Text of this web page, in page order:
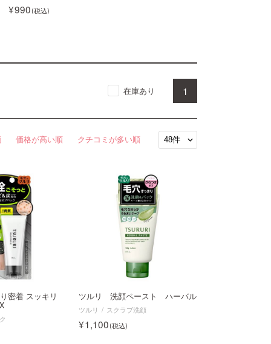
990
1
在庫あり
価格が高い順 クチコミが多い順
密着 スッキリ
ツルリ 洗顔ペースト ハーバル
ツルリ スクラブ洗顔
1,100